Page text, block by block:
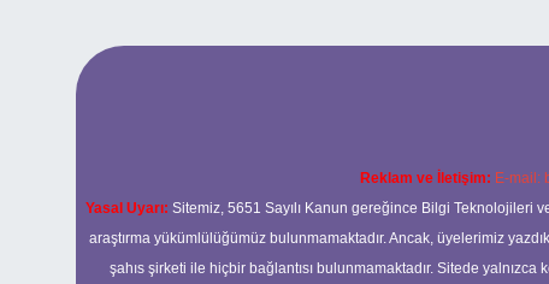
Reklam ve İletişim: E-mail:
Yasal Uyarı: Sitemiz, 5651 Sayılı Kanun gereğince Bilgi Teknolojileri
araştırma yükümlülüğümüz bulunmamaktadır. Ancak, üyelerimiz
şahıs şirketi ile hiçbir bağlantısı bulunmamaktadır. Sitede